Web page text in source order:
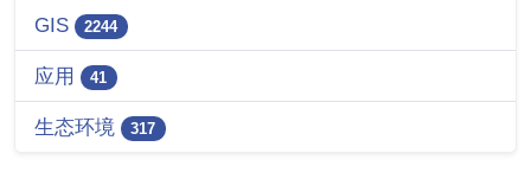
GIS 2244
应用 41
生态环境 317